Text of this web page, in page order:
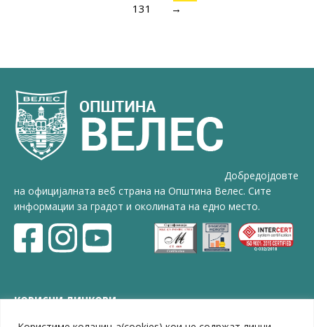
131
→
Добредојдовте
на официјалната веб страна на Општина Велес. Сите
информации за градот и околината на едно место.
КОРИСНИ ЛИНКОВИ